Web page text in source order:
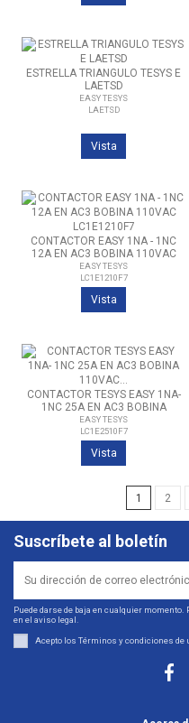
ESTRELLA TRIANGULO TESYS E
LAETSD
EASY TESYS
LAETSD
Vista
CONTACTOR EASY 1NA - 1NC
12A EN AC3 BOBINA 110VAC
LC1E1210F7
EASY TESYS
LC1E1210F7
Vista
CONTACTOR TESYS EASY 1NA-
1NC 25A EN AC3 BOBINA
110VAC LC1E2510F7
EASY TESYS
LC1E2510F7
Vista
1 2
Suscríbete al boletín
Puede darse de baja en cualquier
en el aviso legal.
Acepto los Términos y condiciones de